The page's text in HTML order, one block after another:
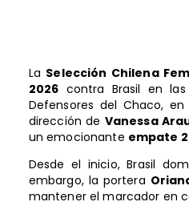
La Selección Chilena
2026 contra Brasil en
Defensores del Chaco,
dirección de Vanessa
un emocionante empate
Desde el inicio, Brasil
embargo, la portera
mantener el marcador en